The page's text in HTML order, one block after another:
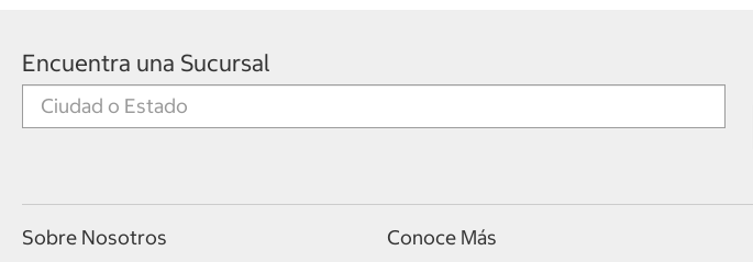
Encuentra una Sucursal
Sobre Nosotros Conoce Más